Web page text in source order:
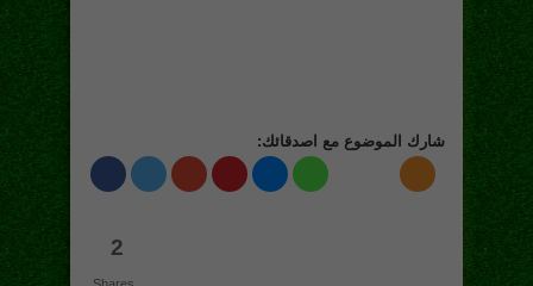
شارك الموضوع مع اصدقائك:
2